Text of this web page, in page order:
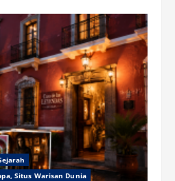
Situs Warisan Dunia